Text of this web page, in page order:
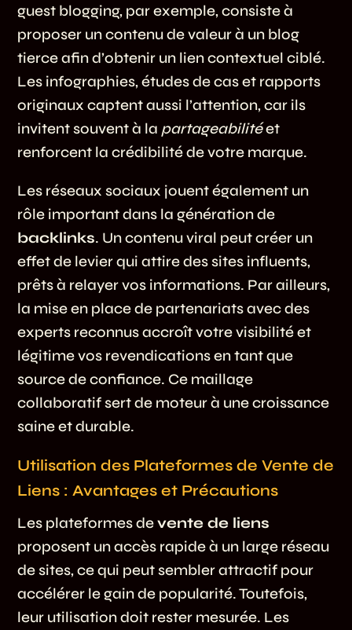
guest blogging, par exemple, consiste à
proposer un contenu de valeur à un blog
tierce afin d’obtenir un lien contextuel ciblé.
Les infographies, études de cas et rapports
originaux captent aussi l’attention, car ils
invitent souvent à la partageabilitéet
renforcent la crédibilité de votre marque.
Les réseaux sociaux jouent également un
rôle important dans la génération de
backlinks. Un contenu viral peut créer un
effet de levier qui attire des sites influents,
prêts à relayer vos informations. Par ailleurs,
la mise en place de partenariats avec des
experts reconnus accroît votre visibilité et
légitime vos revendications en tant que
source de confiance. Ce maillage
collaboratif sert de moteur à une croissance
saine et durable.
Utilisation des Plateformes de Vente de
Liens : Avantages et Précautions
Les plateformes devente de liens
proposent un accès rapide à un large réseau
de sites, ce qui peut sembler attractif pour
accélérer le gain de popularité. Toutefois,
leur utilisation doit rester mesurée. Les